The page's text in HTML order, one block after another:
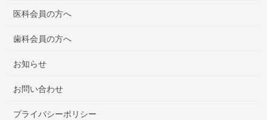
医科会員の方へ
歯科会員の方へ
お知らせ
お問い合わせ
プライバシーポリシー